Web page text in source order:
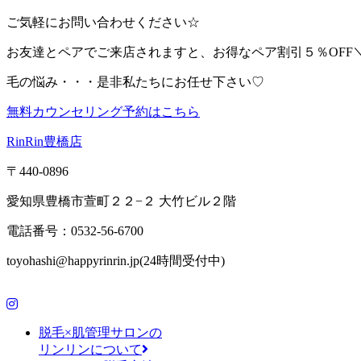
ご気軽にお問い合わせください☆
お友達とペアでご来店されますと、お得なペア割引５％OFF
毛の悩み・・・是非私たちにお任せ下さい♡
無料カウンセリング予約はこちら
RinRin豊橋店
〒440-0896
愛知県豊橋市萱町２２−２ 大竹ビル２階
電話番号：0532-56-6700
toyohashi@happyrinrin.jp(24時間受付中)
脱毛×肌管理サロンの
リンリンについて